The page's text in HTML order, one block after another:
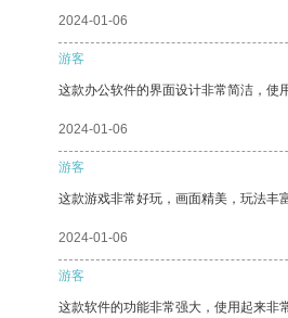
2024-01-06
游客
这款办公软件的界面设计非常简洁，使
2024-01-06
游客
这款游戏非常好玩，画面精美，玩法丰富
2024-01-06
游客
这款软件的功能非常强大，使用起来非